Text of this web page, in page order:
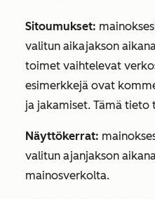
Sitoumukset:
valitun aikajakson
toimet vaihtelevat
esimerkkejä ovat
ja jakamiset. Tämä
Näyttökerrat:
valitun ajanjakson
mainosverkolta.